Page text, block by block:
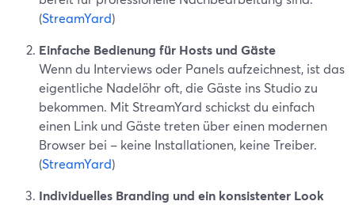
(StreamYard)
Einfache Bedienung für Hosts und Gäste
Wenn du Interviews oder Panels aufzeichnest, ist das
eigentliche Nadelöhr oft, die Gäste ins Studio zu
bekommen. Mit StreamYard schickst du einfach
einen Link und Gäste treten über einen modernen
Browser bei – keine Installationen, keine Treiber.
(StreamYard)
Individuelles Branding und ein konsistenter Look